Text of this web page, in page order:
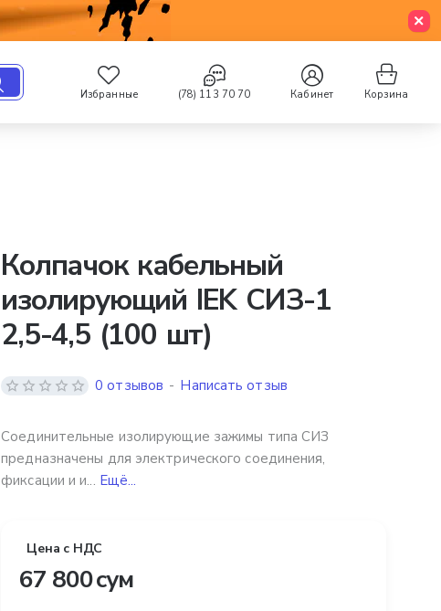
Избранные (78) 113 70 70 Кабинет Корзина
Колпачок кабельный
изолирующий IEK СИЗ-1
2,5-4,5 (100 шт)
Соединительные изолирующие зажимы типа СИЗ
предназначены для электрического соединения,
фиксации и и... Ещё...
0 отзывов - Написать отзыв
Цена с НДС
67 800 сум